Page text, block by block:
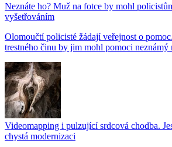
Neznáte ho? Muž na fotce by mohl
vyšetřováním
Olomoučtí policisté žádají veřejnost o
trestného činu by jim mohl pomoci neznámý
Videomapping i pulzující srdcová chodba.
chystá modernizaci